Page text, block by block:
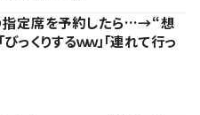
定席を予約したら…→“想
っくりするｗｗ」「連れて行っ